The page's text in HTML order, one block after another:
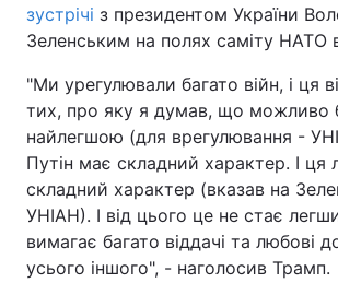
зустрічі з президентом України
Зеленським на полях саміту НАТО
"Ми урегулювали багато війн, і ця
тих, про яку я думав, що можливо
найлегшою (для врегулювання -
Путін має складний характер. І
складний характер (вказав на
УНІАН). І від цього це не стає
вимагає багато віддачі та любові
усього іншого", - наголосив Трамп.